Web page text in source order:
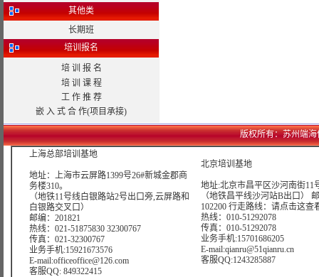
其他类
长期班
培训报名
培 训 报 名
培 训 课 程
工 作 推 荐
嵌 入 式 合 作(项目承接)
版权所有：苏州端海
上海总部培训基地
地址：上海市云屏路1399号26#新城金郡商
务楼310。
（地铁11号线白银路站2号出口旁,云屏路和
白银路交叉口）
邮编：201821
热线：021-51875830 32300767
传真：021-32300767
业务手机:15921673576
E-mail:officeoffice@126.com
客服QQ: 849322415
北京培训基地
地址:北京市昌平区沙河南街11
（地铁昌平线沙河站B出口）
102200 行走路线： 请点击这查
热线：010-51292078
传真：010-51292078
业务手机:15701686205
E-mail:qianru@51qianru.cn
客服QQ:1243285887